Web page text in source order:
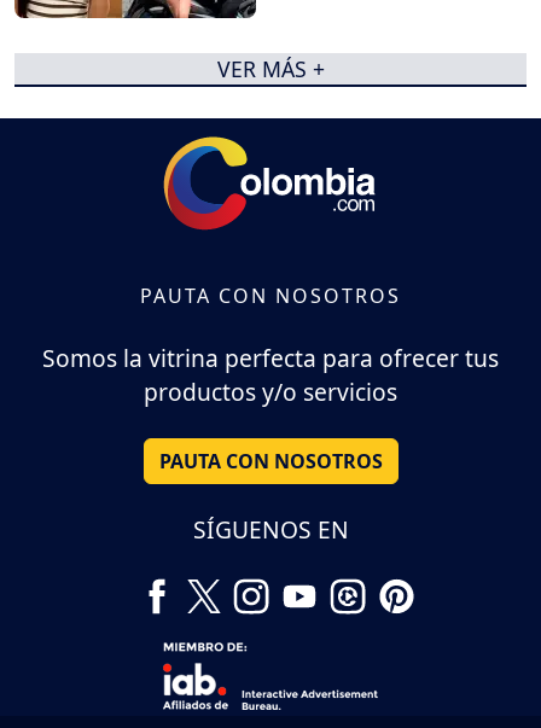
VER MÁS +
PAUTA CON NOSOTROS
Somos la vitrina perfecta para ofrecer tus
productos y/o servicios
PAUTA CON NOSOTROS
SÍGUENOS EN